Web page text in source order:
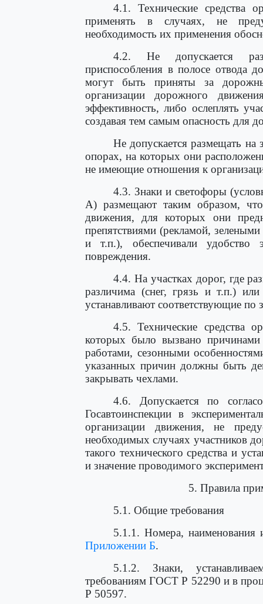
4.1. Технические средства
применять в случаях, не
необходимость их применения
4.2. Не допускается
приспособления в полосе отвода
могут быть приняты за
организации дорожного
эффективность, либо ослеплять
создавая тем самым опасность для
Не допускается размещать на
опорах, на которых они
не имеющие отношения к
4.3. Знаки и светофоры
А) размещают таким образом,
движения, для которых они
препятствиями (рекламой,
и т.п.), обеспечивали удобство
повреждения.
4.4. На участках дорог, где
различима (снег, грязь и т.п.)
устанавливают соответствующие по
4.5. Технические средства
которых было вызвано
работами, сезонными
указанных причин должны быть
закрывать чехлами.
4.6. Допускается по
Госавтоинспекции в
организации движения, не
необходимых случаях участников
такого технического средства и
и значение проводимого
5. Правила
5.1. Общие требования
5.1.1. Номера, наименования
Приложении Б.
5.1.2. Знаки,
требованиям ГОСТ Р 52290 и в
Р 50597.